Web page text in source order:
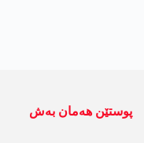
پوستێن ھەمان بەش